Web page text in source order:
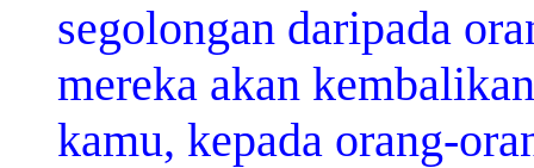
segolongan daripada
mereka akan
kamu, kepada orang-